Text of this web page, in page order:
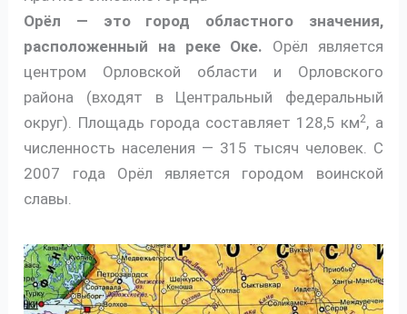
Орёл — это город областного значения,
расположенный на реке Оке. Орёл является
центром Орловской области и Орловского
района (входят в Центральный федеральный
округ). Площадь города составляет 128,5 км2, а
численность населения — 315 тысяч человек. С
2007 года Орёл является городом воинской
славы.